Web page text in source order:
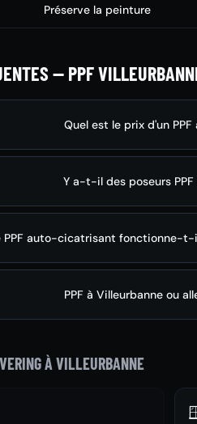
Préserve la peinture
— PPF
Quel est le prix d'un
Y a-t-il des poseurs PPF
PPF auto-cicatrisant fonctionne-t-
PPF à Villeurbanne ou
À VILLEURBANNE